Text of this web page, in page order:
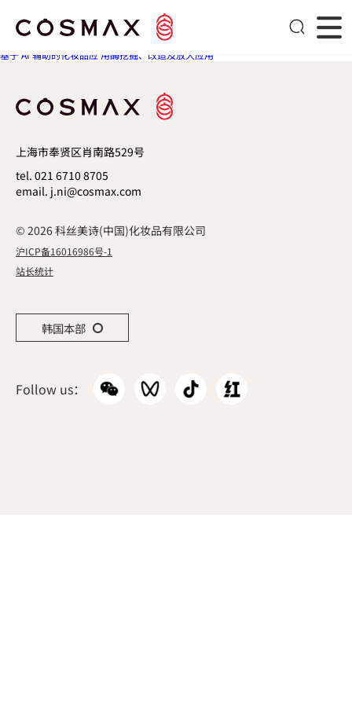
文章导航
基于 AI 辅助的化妆品应 用酶挖掘、改造及放大应用
上海市奉贤区肖南路529号
tel. 021 6710 8705
email. j.ni@cosmax.com
© 2026 科丝美诗(中国)化妆品有限公司
沪ICP备16016986号-1
站长统计
Follow us：